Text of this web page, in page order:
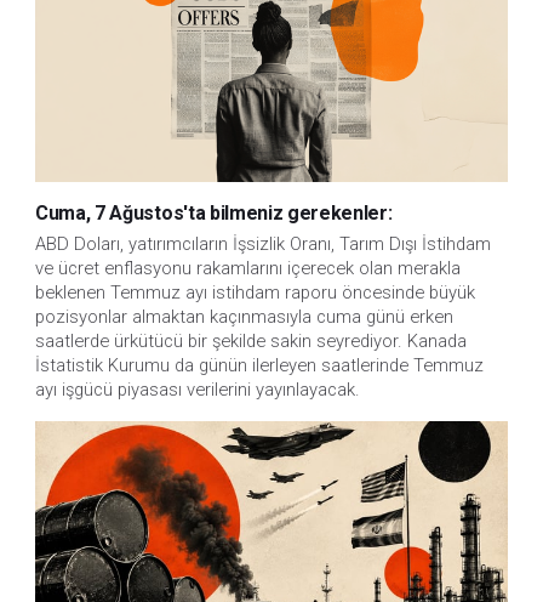
Cuma, 7 Ağustos'ta bilmeniz gerekenler:
ABD Doları, yatırımcıların İşsizlik Oranı, Tarım Dışı İstihdam
ve ücret enflasyonu rakamlarını içerecek olan merakla
beklenen Temmuz ayı istihdam raporu öncesinde büyük
pozisyonlar almaktan kaçınmasıyla cuma günü erken
saatlerde ürkütücü bir şekilde sakin seyrediyor. Kanada
İstatistik Kurumu da günün ilerleyen saatlerinde Temmuz
ayı işgücü piyasası verilerini yayınlayacak.